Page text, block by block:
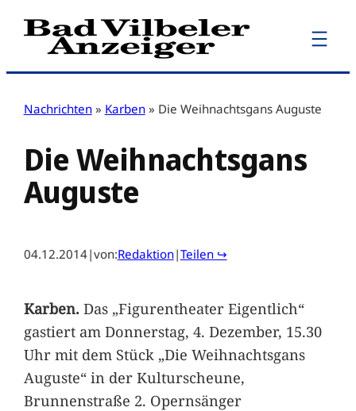
Zum
Inhalt
Nachrichten » Karben » Die Weihnachtsgans Auguste
Die Weihnachtsgans
Auguste
04.12.2014|von:Redaktion|Teilen ↪
Karben.Das „Figurentheater Eigentlich“
gastiert am Donnerstag, 4. Dezember, 15.30
Uhr mit dem Stück „Die Weihnachtsgans
Auguste“ in der Kulturscheune,
Brunnenstraße 2. Opernsänger